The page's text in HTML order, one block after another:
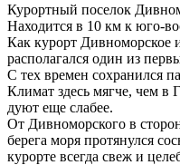
Курортный поселок
Находится в 10 км к юго-
Как курорт Дивноморское
располагался один из
С тех времен сохранился
Климат здесь мягче, чем в
дуют еще слабее.
От Дивноморского в
берега моря протянулся
курорте всегда свеж и